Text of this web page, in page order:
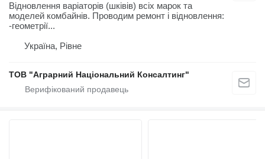
Відновлення варіаторів (шківів) всіх марок та
моделей комбайнів. Проводим ремонт і відновлення:
-геометрії...
Україна, Рівне
ТОВ "Аграрний Національний Консалтинг"